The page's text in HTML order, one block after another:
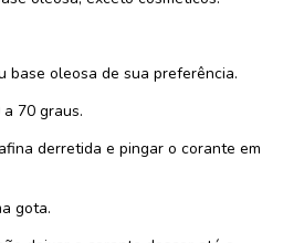
base oleosa de sua preferência.
70 graus.
derretida e pingar o corante em
gota.